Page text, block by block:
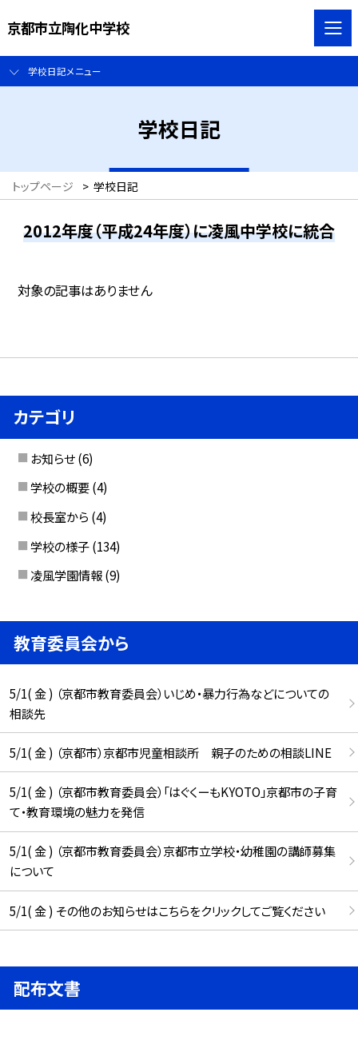
京都市立陶化中学校
学校日記メニュー
学校日記
トップページ > 学校日記
2012年度（平成24年度）に凌風中学校に統合
対象の記事はありません
カテゴリ
お知らせ (6)
学校の概要 (4)
校長室から (4)
学校の様子 (134)
凌風学園情報 (9)
教育委員会から
5/1( 金 ) （京都市教育委員会）いじめ・暴力行為などについての
相談先
5/1( 金 ) （京都市）京都市児童相談所 親子のための相談LINE
5/1( 金 ) （京都市教育委員会）「はぐくーもKYOTO」京都市の子育
て・教育環境の魅力を発信
5/1( 金 ) （京都市教育委員会）京都市立学校・幼稚園の講師募集
について
5/1( 金 ) その他のお知らせはこちらをクリックしてご覧ください
配布文書